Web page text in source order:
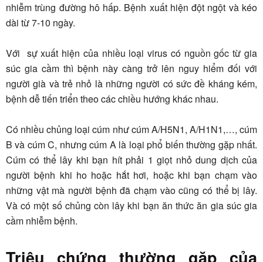
nhiễm trùng đường hô hấp. Bệnh xuất hiện đột ngột và kéo
dài từ 7-10 ngày.
Với sự xuất hiện của nhiều loại virus có nguồn gốc từ gia
súc gia cầm thì bệnh này càng trở lên nguy hiểm đối với
người già và trẻ nhỏ là những người có sức đề kháng kém,
bệnh dễ tiến triển theo các chiều hướng khác nhau.
Có nhiều chủng loại cúm như cúm A/H5N1, A/H1N1,…, cúm
B và cúm C, nhưng cúm A là loại phổ biến thường gặp nhất.
Cúm có thể lây khi bạn hít phải 1 giọt nhỏ dung dịch của
người bệnh khi ho hoặc hắt hơi, hoặc khi bạn chạm vào
những vật mà người bệnh đã chạm vào cũng có thể bị lây.
Và có một số chủng còn lây khi bạn ăn thức ăn gia súc gia
cầm nhiễm bệnh.
Triệu chứng thường gặp của